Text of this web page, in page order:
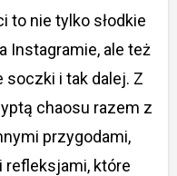
to nie tylko słodkie
Instagramie, ale też
soczki i tak dalej. Z
chaosu razem z
przygodami,
refleksjami, które